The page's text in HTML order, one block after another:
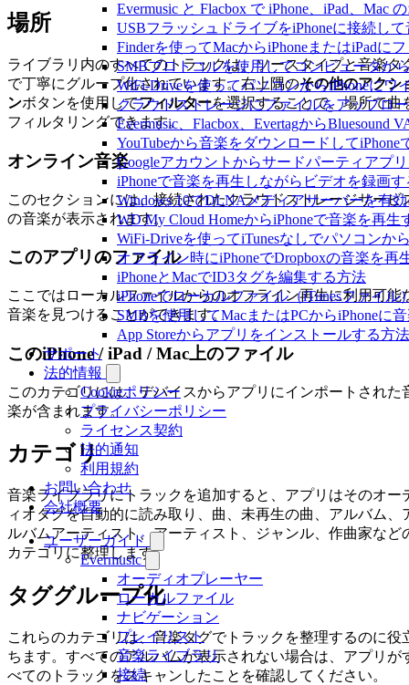
Evermusic と Flacbox で iPhone、iPad、
USBフラッシュドライブをiPhoneに接続し
Finderを使ってMacからiPhoneまたはiPadに
SMBプロトコルを使用してコンピュータか
WiFi-Driveを使ってパソコンからiPhoneに
クラウドストレージにファイルをアップロ
Evermusic、Flacbox、Evertagから
YouTubeから音楽をダウンロードして
Googleアカウントからサードパーティアプ
iPhoneで音楽を再生しながらビデオを録画
Windows 10でDLNAメディアサーバーを有
WD My Cloud HomeからiPhoneで音楽を再生
WiFi-Driveを使ってiTunesなしでパソコンか
オフライン時にiPhoneでDropboxの音楽を再
iPhoneとMacでID3タグを編集する方法
iPhoneでローカルファイル（iTunesファイル
SMBを使用してMacまたはPCからiPhoneに
App Storeからアプリをインストールする方
サポート
法的情報
Cookieポリシー
プライバシーポリシー
ライセンス契約
法的通知
利用規約
お問い合わせ
会社概要
ユーザーガイド
Evermusic
オーディオプレーヤー
ローカルファイル
ナビゲーション
プレイリスト
音楽ライブラリ
接続
場所
ライブラリ内のすべてのトラックは、ソースタイプと音楽タ
で丁寧にグループ化されています。右上隅のその他のアクシ
ンボタンを使用してフィルターを選択することで、場所で曲
フィルタリングできます。
オンライン音楽
このセクションには、接続されたクラウドストレージサービ
の音楽が表示されます。
このアプリのファイル
ここではローカルファイルからのオフライン再生に利用可能
音楽を見つけることができます。
このiPhone / iPad / Mac上のファイル
このカテゴリには、デバイスからアプリにインポートされた
楽が含まれます。
カテゴリ
音楽ライブラリにトラックを追加すると、アプリはそのオー
ィオタグを自動的に読み取り、曲、未再生の曲、アルバム、
ルバムアーティスト、アーティスト、ジャンル、作曲家など
カテゴリに整理します。
タググループ化
これらのカテゴリは、音楽タグでトラックを整理するのに役
ちます。すべてのアルバムが表示されない場合は、アプリが
べてのトラックをスキャンしたことを確認してください。